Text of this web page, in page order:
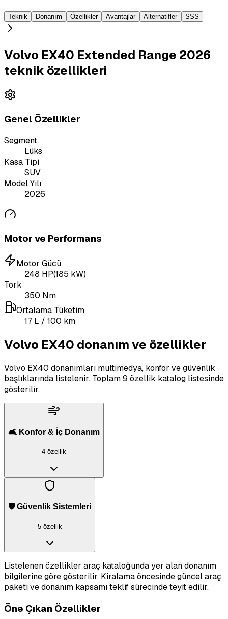
Teknik Donanım Özellikler Avantajlar Alternatifler SSS
Volvo EX40 Extended Range 2026
teknik özellikleri
Genel Özellikler
Segment
Lüks
Kasa Tipi
SUV
Model Yılı
2026
Motor ve Performans
Motor Gücü
248 HP(185 kW)
Tork
350 Nm
Ortalama Tüketim
17 L / 100 km
Volvo EX40 donanım ve özellikler
Volvo EX40 donanımları multimedya, konfor ve güvenlik
başlıklarında listelenir. Toplam 9 özellik katalog listesinde
gösterilir.
🛋️ Konfor & İç Donanım
4 özellik
🛡️ Güvenlik Sistemleri
5 özellik
Listelenen özellikler araç kataloğunda yer alan donanım
bilgilerine göre gösterilir. Kiralama öncesinde güncel araç
paketi ve donanım kapsamı teklif sürecinde teyit edilir.
Öne Çıkan Özellikler